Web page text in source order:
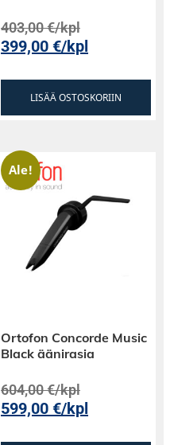
403,00€/kpl
399,00€/kpl
LISÄÄ OSTOSKORIIN
Ale!
Ortofon Concorde Music
Black äänirasia
604,00€/kpl
599,00€/kpl